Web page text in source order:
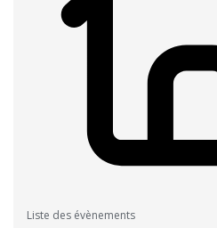
Liste des évènements